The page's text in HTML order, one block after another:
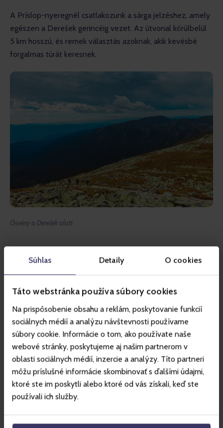
Súhlas Detaily O cookies
Táto webstránka používa súbory cookies
Na prispôsobenie obsahu a reklám, poskytovanie funkcií
sociálnych médií a analýzu návštevnosti používame
súbory cookie. Informácie o tom, ako používate naše
webové stránky, poskytujeme aj našim partnerom v
oblasti sociálnych médií, inzercie a analýzy. Títo partneri
môžu príslušné informácie skombinovať s ďalšími údajmi,
ktoré ste im poskytli alebo ktoré od vás získali, keď ste
používali ich služby.
A Príslop-nyeregnél csatlakozunk a sárga jelzéshez, amely
egészen a Derešek gerincéig vezet. Az útvonal körülbelül
5 km hosszú, és remek választás azoknak, akik kevésbé
forgalmas túrát keresnek.
Ösvény a Derešek alatt
Gerinctúra Polanáig
egészen a Polana csúcsig is folytathatod az utat. A piros
jelzésű turistaút a Derešeken keresztül vezet, végig
gyönyörű hegyi panorámával.
A Chopoktól Polanáig nagyjából 4,5 km-es szakaszra
számíthatsz.
Visszafelé két lehetőség közül választhatsz:
ugyanazon a piros jelzésen térsz vissza a Chopokra,
vagy leereszkedsz a Krížske sedlóba, ahonnan a kék